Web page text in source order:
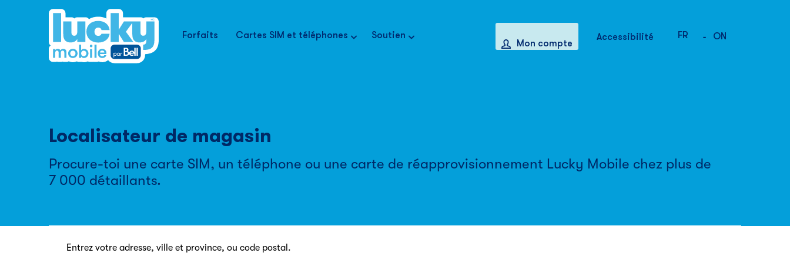
Forfaits Cartes SIM et téléphones Soutien
Mon compte
Services et Profil
Accessibilité FR - ON
Localisateur de magasin
Procure-toi une carte SIM, un téléphone ou une carte de réapprovisionnement Lucky Mobile chez plus de
7 000 détaillants.
Entrez votre adresse, ville et province, ou code postal.